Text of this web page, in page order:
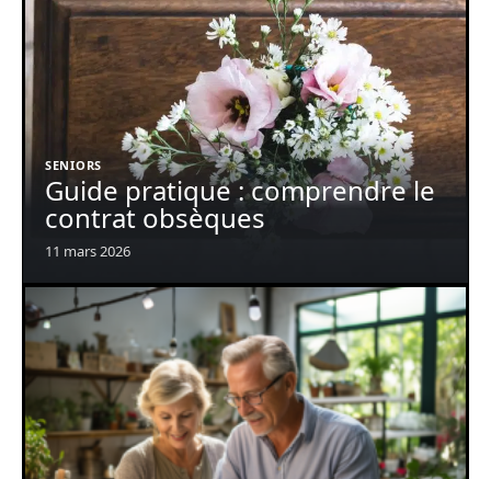
SENIORS
Guide pratique : comprendre le
contrat obsèques
11 mars 2026